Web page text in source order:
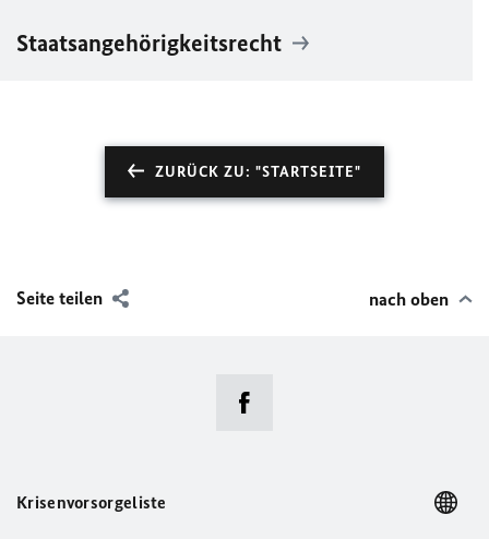
Staatsangehörigkeitsrecht
ZURÜCK ZU: "STARTSEITE"
Seite teilen nach oben
Krisenvorsorgeliste